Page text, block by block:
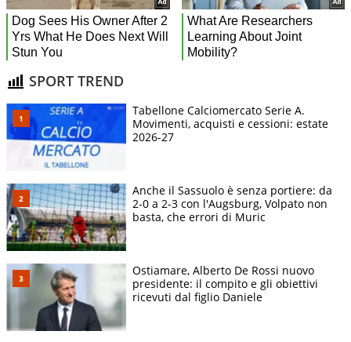
SPORT TREND
Tabellone Calciomercato Serie A.
Movimenti, acquisti e cessioni: estate
2026-27
Anche il Sassuolo è senza portiere: da
2-0 a 2-3 con l'Augsburg, Volpato non
basta, che errori di Muric
Ostiamare, Alberto De Rossi nuovo
presidente: il compito e gli obiettivi
ricevuti dal figlio Daniele